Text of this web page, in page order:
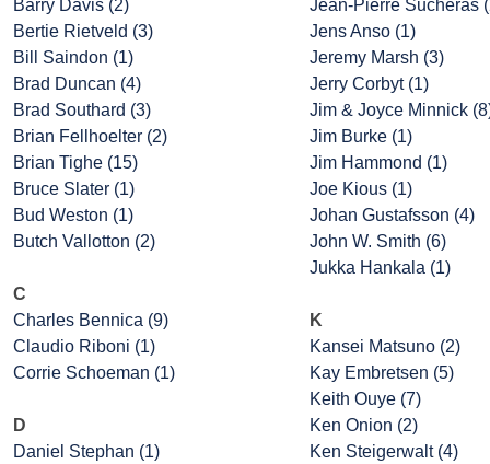
Barry Davis (2)
Bertie Rietveld (3)
Bill Saindon (1)
Brad Duncan (4)
Brad Southard (3)
Brian Fellhoelter (2)
Brian Tighe (15)
Bruce Slater (1)
Bud Weston (1)
Butch Vallotton (2)
C
Charles Bennica (9)
Claudio Riboni (1)
Corrie Schoeman (1)
D
Daniel Stephan (1)
Jean-Pierre Sucheras
Jens Anso (1)
Jeremy Marsh (3)
Jerry Corbyt (1)
Jim & Joyce Minnick
Jim Burke (1)
Jim Hammond (1)
Joe Kious (1)
Johan Gustafsson (4)
John W. Smith (6)
Jukka Hankala (1)
K
Kansei Matsuno (2)
Kay Embretsen (5)
Keith Ouye (7)
Ken Onion (2)
Ken Steigerwalt (4)